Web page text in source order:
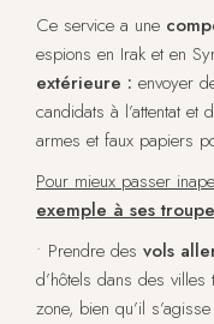
Ce service a une
espions en Irak et en
extérieure : envoyer
candidats à l’attentat
armes et faux papiers
Pour mieux passer
exemple à ses
• Prendre des vols
d’hôtels dans des
zone, bien qu’il